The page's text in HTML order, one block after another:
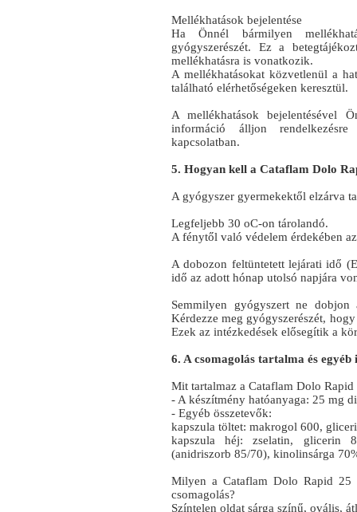
Mellékhatások bejelentése
Ha Önnél bármilyen
gyógyszerészét. Ez a
mellékhatásra is vonatkozik.
A mellékhatásokat közvetlenül a
található elérhetőségeken keresztül.
A mellékhatások bejelentésével
információ álljon
kapcsolatban.
5. Hogyan kell a Cataflam Dolo
A gyógyszer gyermekektől elzárva
Legfeljebb 30 oC-on tárolandó.
A fénytől való védelem érdekében
A dobozon feltüntetett lejárati idő
idő az adott hónap utolsó napjára
Semmilyen gyógyszert ne
Kérdezze meg gyógyszerészét,
Ezek az intézkedések elősegítik a
6. A csomagolás tartalma és
Mit tartalmaz a Cataflam Dolo
- A készítmény hatóanyaga: 25 mg
- Egyéb összetevők:
kapszula töltet: makrogol 600,
kapszula héj: zselatin, glicerin
(anidriszorb 85/70), kinolinsárga
Milyen a Cataflam Dolo Rapid 25
csomagolás?
Színtelen oldat sárga színű, ovális,